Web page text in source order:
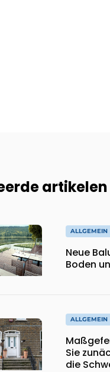
artikelen
ALLGEMEIN
Neue
Boden
ALLGEMEIN
Sie
die